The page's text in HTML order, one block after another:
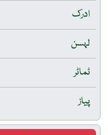
ادرک
لہسن
ٹماٹر
پیاز